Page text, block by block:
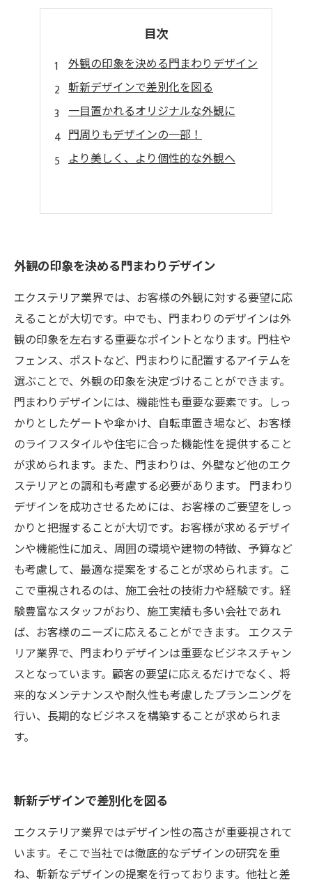
目次
外観の印象を決める門まわりデザイン
斬新デザインで差別化を図る
一目置かれるオリジナルな外観に
門周りもデザインの一部！
より美しく、より個性的な外観へ
外観の印象を決める門まわりデザイン
エクステリア業界では、お客様の外観に対する要望に応
えることが大切です。中でも、門まわりのデザインは外
観の印象を左右する重要なポイントとなります。門柱や
フェンス、ポストなど、門まわりに配置するアイテムを
選ぶことで、外観の印象を決定づけることができます。
門まわりデザインには、機能性も重要な要素です。しっ
かりとしたゲートや傘かけ、自転車置き場など、お客様
のライフスタイルや住宅に合った機能性を提供すること
が求められます。また、門まわりは、外壁など他のエク
ステリアとの調和も考慮する必要があります。 門まわり
デザインを成功させるためには、お客様のご要望をしっ
かりと把握することが大切です。お客様が求めるデザイ
ンや機能性に加え、周囲の環境や建物の特徴、予算など
も考慮して、最適な提案をすることが求められます。こ
こで重視されるのは、施工会社の技術力や経験です。経
験豊富なスタッフがおり、施工実績も多い会社であれ
ば、お客様のニーズに応えることができます。 エクステ
リア業界で、門まわりデザインは重要なビジネスチャン
スとなっています。顧客の要望に応えるだけでなく、将
来的なメンテナンスや耐久性も考慮したプランニングを
行い、長期的なビジネスを構築することが求められま
す。
斬新デザインで差別化を図る
エクステリア業界ではデザイン性の高さが重要視されて
います。そこで当社では徹底的なデザインの研究を重
ね、斬新なデザインの提案を行っております。他社と差